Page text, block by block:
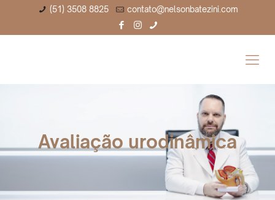
(51) 3508 8825 contato@nelsonbatezini.com
Avaliação urodinâmica